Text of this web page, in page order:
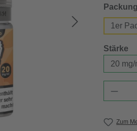
Packung
1er
Stärke
Zum